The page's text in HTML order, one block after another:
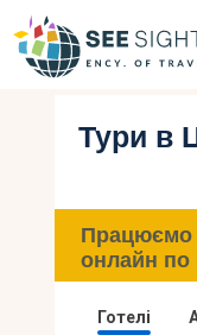
Пошук турів
Типи Турів
Країни
Тури в
Працюємо
онлайн по